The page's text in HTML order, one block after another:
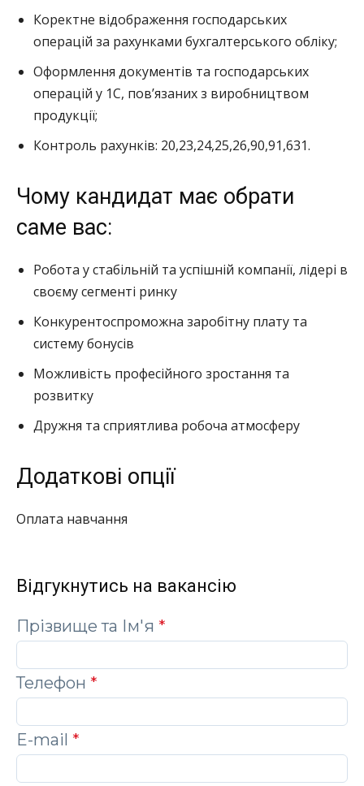
Коректне відображення господарських
операцій за рахунками бухгалтерського обліку;
Оформлення документів та господарських
операцій у 1С, пов’язаних з виробництвом
продукції;
Контроль рахунків: 20,23,24,25,26,90,91,631.
Чому кандидат має обрати
саме вас:
Робота у стабільній та успішній компанії, лідері в
своєму сегменті ринку
Конкурентоспроможна заробітну плату та
систему бонусів
Можливість професійного зростання та
розвитку
Дружня та сприятлива робоча атмосферу
Додаткові опції
Оплата навчання
Відгукнутись на вакансію
Прізвище та Ім'я *
Телефон *
E-mail *